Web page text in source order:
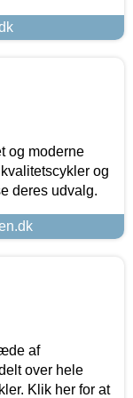
og moderne
og
deres udvalg.
af
over hele
Klik her for at